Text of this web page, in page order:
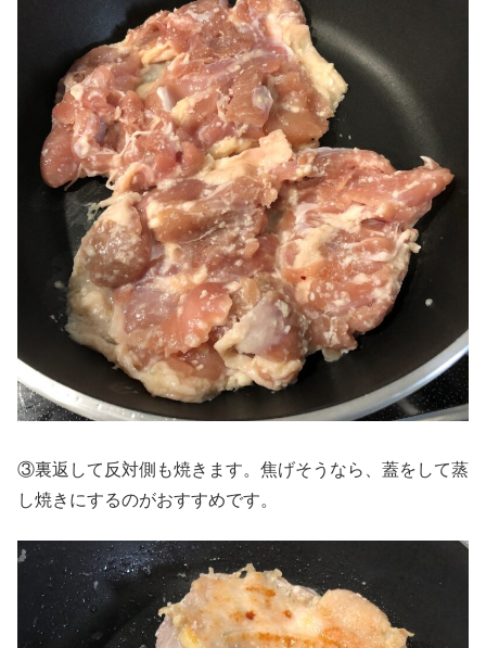
③裏返して反対側も焼きます。焦げそうなら、蓋をして蒸
し焼きにするのがおすすめです。